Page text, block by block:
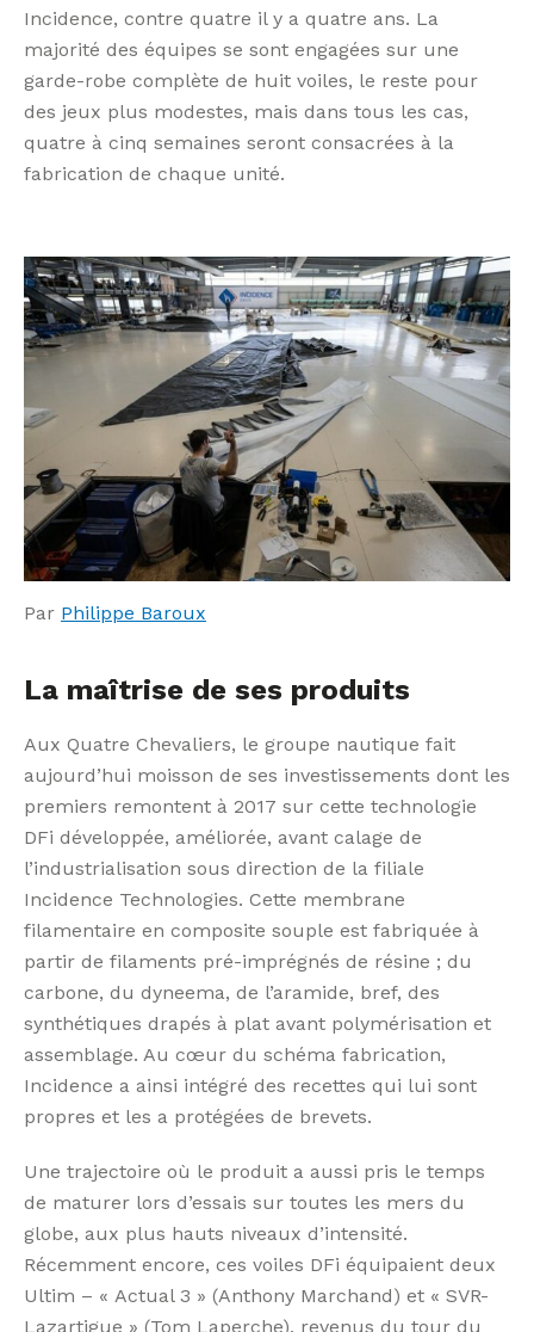
Incidence, contre quatre il y a quatre ans. La
majorité des équipes se sont engagées sur une
garde-robe complète de huit voiles, le reste pour
des jeux plus modestes, mais dans tous les cas,
quatre à cinq semaines seront consacrées à la
fabrication de chaque unité.
Par Philippe Baroux
La maîtrise de ses produits
Aux Quatre Chevaliers, le groupe nautique fait
aujourd’hui moisson de ses investissements dont les
premiers remontent à 2017 sur cette technologie
DFi développée, améliorée, avant calage de
l’industrialisation sous direction de la filiale
Incidence Technologies. Cette membrane
filamentaire en composite souple est fabriquée à
partir de filaments pré-imprégnés de résine ; du
carbone, du dyneema, de l’aramide, bref, des
synthétiques drapés à plat avant polymérisation et
assemblage. Au cœur du schéma fabrication,
Incidence a ainsi intégré des recettes qui lui sont
propres et les a protégées de brevets.
Une trajectoire où le produit a aussi pris le temps
de maturer lors d’essais sur toutes les mers du
globe, aux plus hauts niveaux d’intensité.
Récemment encore, ces voiles DFi équipaient deux
Ultim – « Actual 3 » (Anthony Marchand) et « SVR-
Lazartigue » (Tom Laperche), revenus du tour du